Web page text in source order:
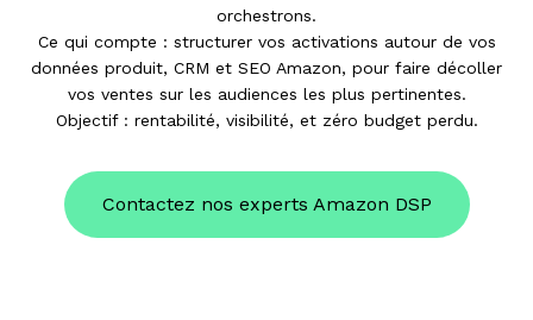
orchestrons.
Ce qui compte : structurer vos activations autour de vos
données produit, CRM et SEO Amazon, pour faire décoller
vos ventes sur les audiences les plus pertinentes.
Objectif : rentabilité, visibilité, et zéro budget perdu.
Contactez nos experts Amazon DSP